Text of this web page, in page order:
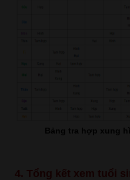
Bảng tra hợp xung
4. Tổng kết xem tuổi